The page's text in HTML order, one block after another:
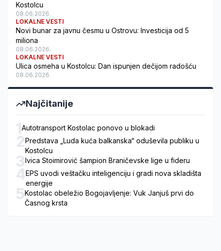
Kostolcu
08.06.2026.
LOKALNE VESTI
Novi bunar za javnu česmu u Ostrovu: Investicija od 5
miliona
08.06.2026.
LOKALNE VESTI
Ulica osmeha u Kostolcu: Dan ispunjen dečijom radošću
08.06.2026.
Najčitanije
1Autotransport Kostolac ponovo u blokadi
2Predstava „Luda kuća balkanska“ oduševila publiku u
Kostolcu
3Ivica Stoimirović šampion Braničevske lige u fideru
4EPS uvodi veštačku inteligenciju i gradi nova skladišta
energije
5Kostolac obeležio Bogojavljenje: Vuk Janjuš prvi do
Časnog krsta